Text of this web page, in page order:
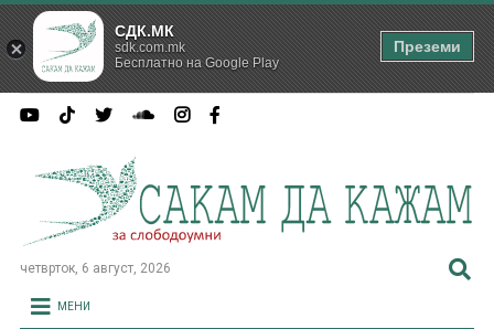
четврток, 6 август, 2026
МЕНИ
СДК.МК
sdk.com.mk
Бесплатно на Google Play
Преземи